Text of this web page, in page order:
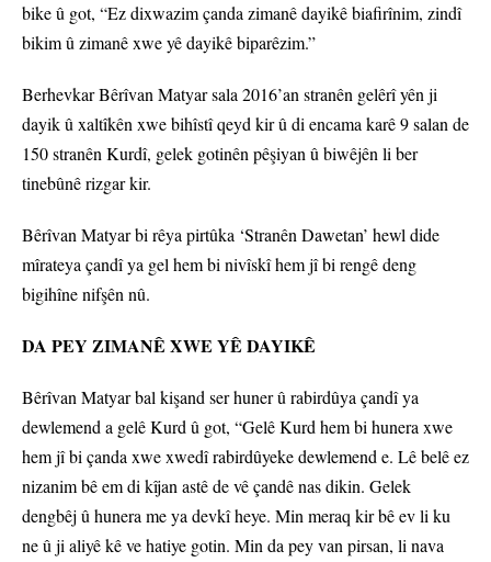
bike û got, “Ez dixwazim çanda zimanê dayikê biafirînim, zindî
bikim û zimanê xwe yê dayikê biparêzim.”
Berhevkar Bêrîvan Matyar sala 2016’an stranên gelêrî yên ji
dayik û xaltîkên xwe bihîstî qeyd kir û di encama karê 9 salan de
150 stranên Kurdî, gelek gotinên pêşiyan û biwêjên li ber
tinebûnê rizgar kir.
Bêrîvan Matyar bi rêya pirtûka ‘Stranên Dawetan’ hewl dide
mîrateya çandî ya gel hem bi nivîskî hem jî bi rengê deng
bigihîne nifşên nû.
DA PEY ZIMANÊ XWE YÊ DAYIKÊ
Bêrîvan Matyar bal kişand ser huner û rabirdûya çandî ya
dewlemend a gelê Kurd û got, “Gelê Kurd hem bi hunera xwe
hem jî bi çanda xwe xwedî rabirdûyeke dewlemend e. Lê belê ez
nizanim bê em di kîjan astê de vê çandê nas dikin. Gelek
dengbêj û hunera me ya devkî heye. Min meraq kir bê ev li ku
ne û ji aliyê kê ve hatiye gotin. Min da pey van pirsan, li nava